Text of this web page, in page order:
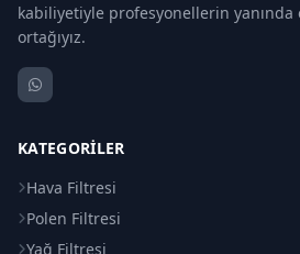
kabiliyetiyle profesyonellerin
ortağıyız.
KATEGORILER
Hava Filtresi
Polen Filtresi
Yağ Filtresi